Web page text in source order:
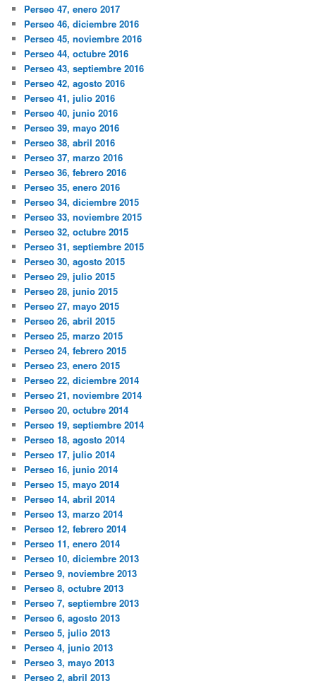
Perseo 47, enero 2017
Perseo 46, diciembre 2016
Perseo 45, noviembre 2016
Perseo 44, octubre 2016
Perseo 43, septiembre 2016
Perseo 42, agosto 2016
Perseo 41, julio 2016
Perseo 40, junio 2016
Perseo 39, mayo 2016
Perseo 38, abril 2016
Perseo 37, marzo 2016
Perseo 36, febrero 2016
Perseo 35, enero 2016
Perseo 34, diciembre 2015
Perseo 33, noviembre 2015
Perseo 32, octubre 2015
Perseo 31, septiembre 2015
Perseo 30, agosto 2015
Perseo 29, julio 2015
Perseo 28, junio 2015
Perseo 27, mayo 2015
Perseo 26, abril 2015
Perseo 25, marzo 2015
Perseo 24, febrero 2015
Perseo 23, enero 2015
Perseo 22, diciembre 2014
Perseo 21, noviembre 2014
Perseo 20, octubre 2014
Perseo 19, septiembre 2014
Perseo 18, agosto 2014
Perseo 17, julio 2014
Perseo 16, junio 2014
Perseo 15, mayo 2014
Perseo 14, abril 2014
Perseo 13, marzo 2014
Perseo 12, febrero 2014
Perseo 11, enero 2014
Perseo 10, diciembre 2013
Perseo 9, noviembre 2013
Perseo 8, octubre 2013
Perseo 7, septiembre 2013
Perseo 6, agosto 2013
Perseo 5, julio 2013
Perseo 4, junio 2013
Perseo 3, mayo 2013
Perseo 2, abril 2013